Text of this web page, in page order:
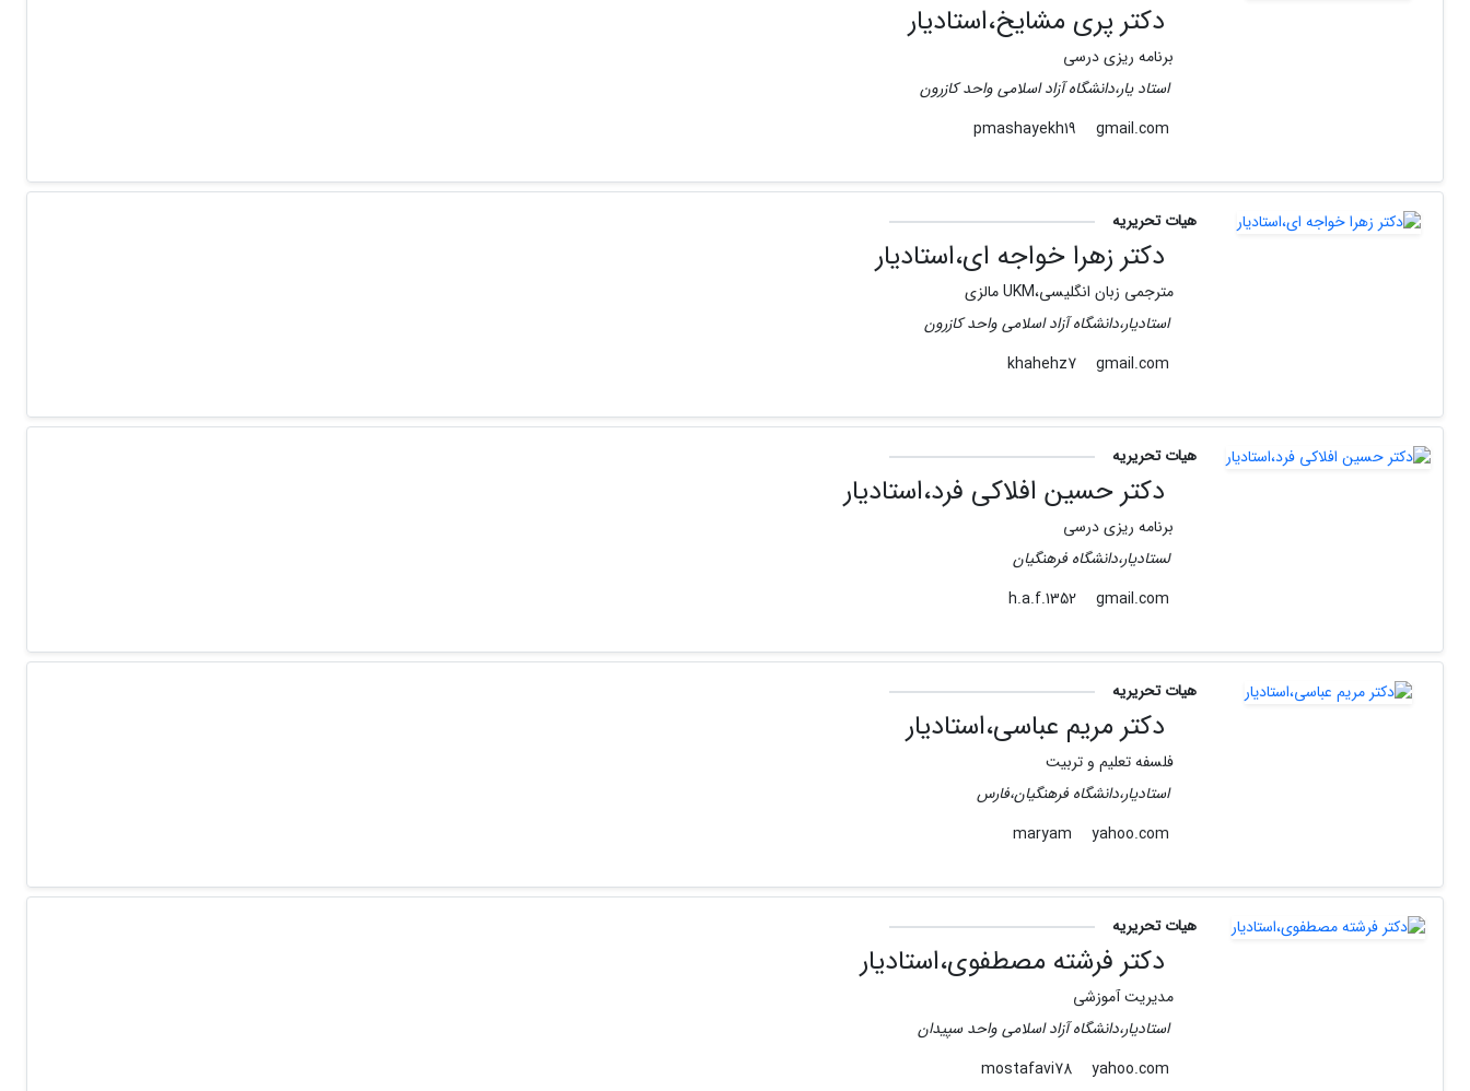
دکتر پری مشایخ،استادیار
برنامه ریزی درسی
استاد یار،دانشگاه آزاد اسلامی واحد کازرون
gmail.com
هیات تحریریه
دکتر زهرا خواجه ای،استادیار
مترجمی زبان انگلیسی،UKM مالزی
استادیار،دانشگاه آزاد اسلامی واحد کازرون
gmail.com
هیات تحریریه
دکتر حسین افلاکی فرد،استادیار
برنامه ریزی درسی
لستادیار،دانشگاه فرهنگیان
gmail.com
هیات تحریریه
دکتر مریم عباسی،استادیار
فلسفه تعلیم و تربیت
استادیار،دانشگاه فرهنگیان،فارس
yahoo.com
هیات تحریریه
دکتر فرشته مصطفوی،استادیار
مدیریت آموزشی
استادیار،دانشگاه آزاد اسلامی واحد سپیدان
yahoo.com